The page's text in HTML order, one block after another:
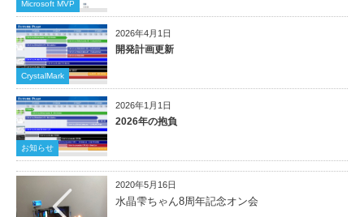
Microsoft MVP
2026年4月1日
CrystalMark
開発計画更新
2026年1月1日
お知らせ
2026年の抱負
2020年5月16日
水晶雫ちゃん8周年記念オン会